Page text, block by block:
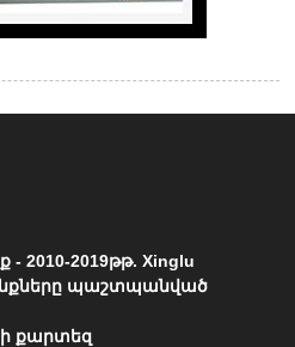
2010-2019թթ. Xinglu
պաշտպանված
քարտեզ